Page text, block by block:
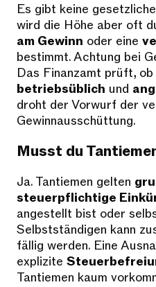
Es gibt keine
wird die Höhe aber oft
am Gewinn oder eine
bestimmt. Achtung bei
Das Finanzamt prüft, ob
betriebsüblich und
droht der Vorwurf der
Gewinnausschüttung.
Musst du
Ja. Tantiemen gelten
steuerpflichtige
angestellt bist oder
Selbstständigen kann
fällig werden. Eine
explizite
Tantiemen kaum